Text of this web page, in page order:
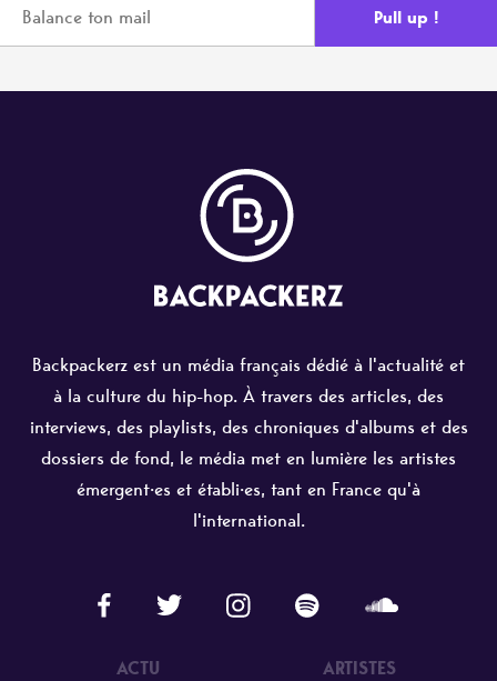
Backpackerz est un média français dédié à l'actualité et
à la culture du hip-hop. À travers des articles, des
interviews, des playlists, des chroniques d'albums et des
dossiers de fond, le média met en lumière les artistes
émergent·es et établi·es, tant en France qu'à
l'international.
ACTU ARTISTES